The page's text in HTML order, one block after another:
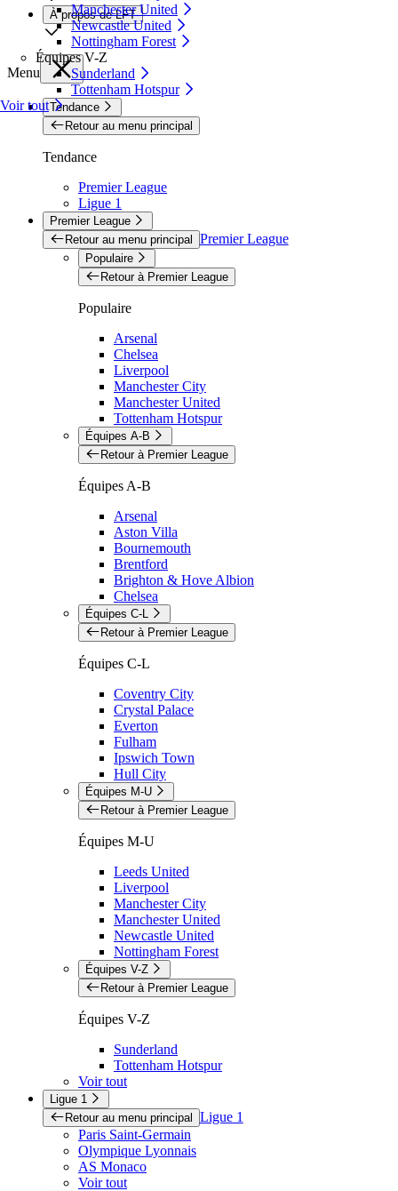
Manchester United
Newcastle United
Nottingham Forest
Équipes V-Z
Sunderland
Tottenham Hotspur
Voir tout
À propos de LFT
Menu
Tendance
Retour au menu principal
Tendance
Premier League
Ligue 1
Premier League
Retour au menu principal Premier League
Populaire
Retour à Premier League
Populaire
Arsenal
Chelsea
Liverpool
Manchester City
Manchester United
Tottenham Hotspur
Équipes A-B
Retour à Premier League
Équipes A-B
Arsenal
Aston Villa
Bournemouth
Brentford
Brighton & Hove Albion
Chelsea
Équipes C-L
Retour à Premier League
Équipes C-L
Coventry City
Crystal Palace
Everton
Fulham
Ipswich Town
Hull City
Équipes M-U
Retour à Premier League
Équipes M-U
Leeds United
Liverpool
Manchester City
Manchester United
Newcastle United
Nottingham Forest
Équipes V-Z
Retour à Premier League
Équipes V-Z
Sunderland
Tottenham Hotspur
Voir tout
Ligue 1
Retour au menu principal Ligue 1
Paris Saint-Germain
Olympique Lyonnais
AS Monaco
Voir tout